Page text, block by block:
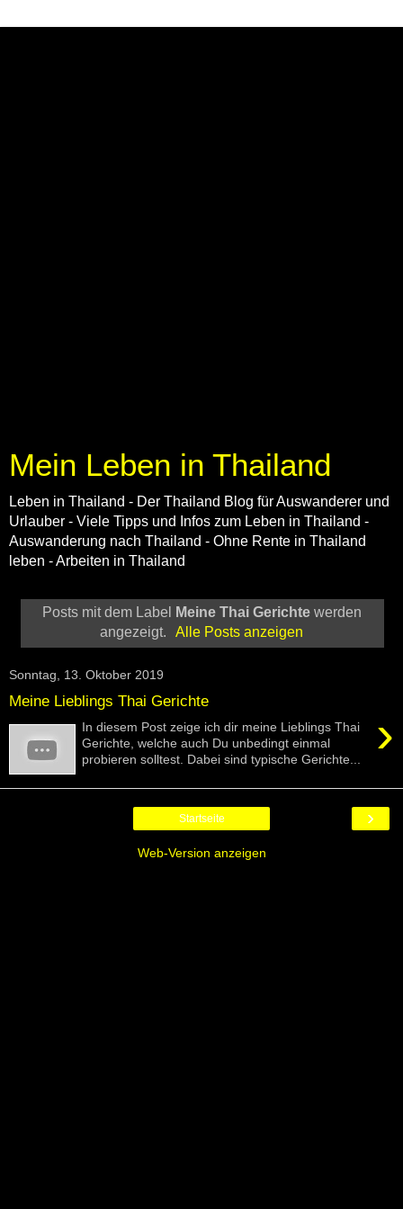
Mein Leben in Thailand
Leben in Thailand - Der Thailand Blog für Auswanderer und
Urlauber - Viele Tipps und Infos zum Leben in Thailand -
Auswanderung nach Thailand - Ohne Rente in Thailand
leben - Arbeiten in Thailand
Posts mit dem Label Meine Thai Gerichtewerden
angezeigt.
Alle Posts anzeigen
Sonntag, 13. Oktober 2019
Meine Lieblings Thai Gerichte
›
In diesem Post zeige ich dir meine Lieblings Thai
Gerichte, welche auch Du unbedingt einmal
probieren solltest. Dabei sind typische Gerichte...
›
Startseite
Web-Version anzeigen